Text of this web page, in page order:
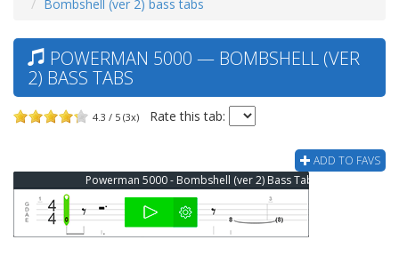
Bombshell (ver 2) bass tabs
POWERMAN 5000 — BOMBSHELL (VER
2) BASS TABS
4.3 / 5 (3x) Rate this tab:
ADD TO FAVS
Powerman 5000 - Bombshell (ver 2) Bass Tab